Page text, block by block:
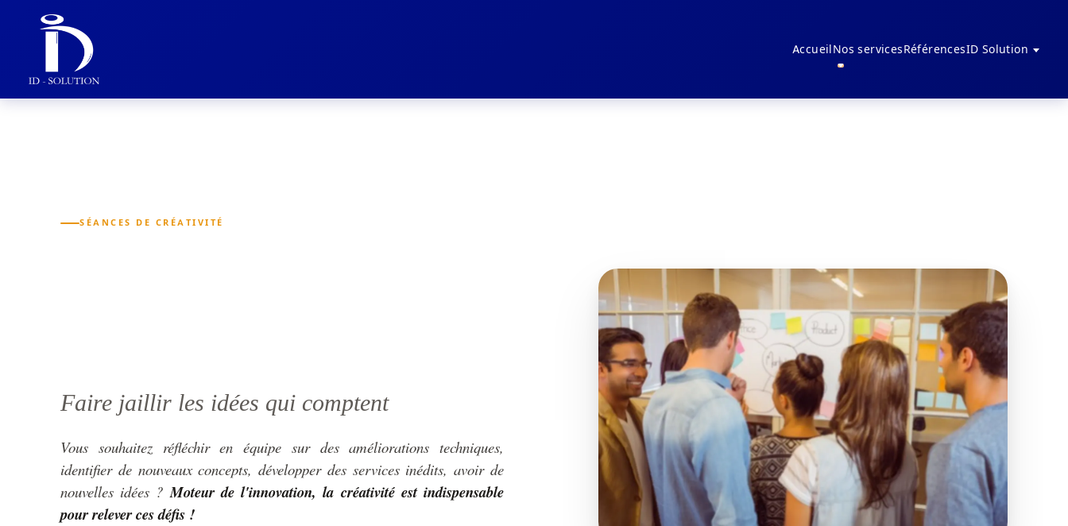
Accueil Nos servicesRéférencesID Solution
SÉANCES DE CRÉATIVITÉ
Faire jaillir les idées qui comptent
Vous souhaitez réfléchir en équipe sur des améliorations techniques,
identifier de nouveaux concepts, développer des services inédits, avoir de
nouvelles idées ?Moteur de l'innovation, la créativité est indispensable
pour relever ces défis !